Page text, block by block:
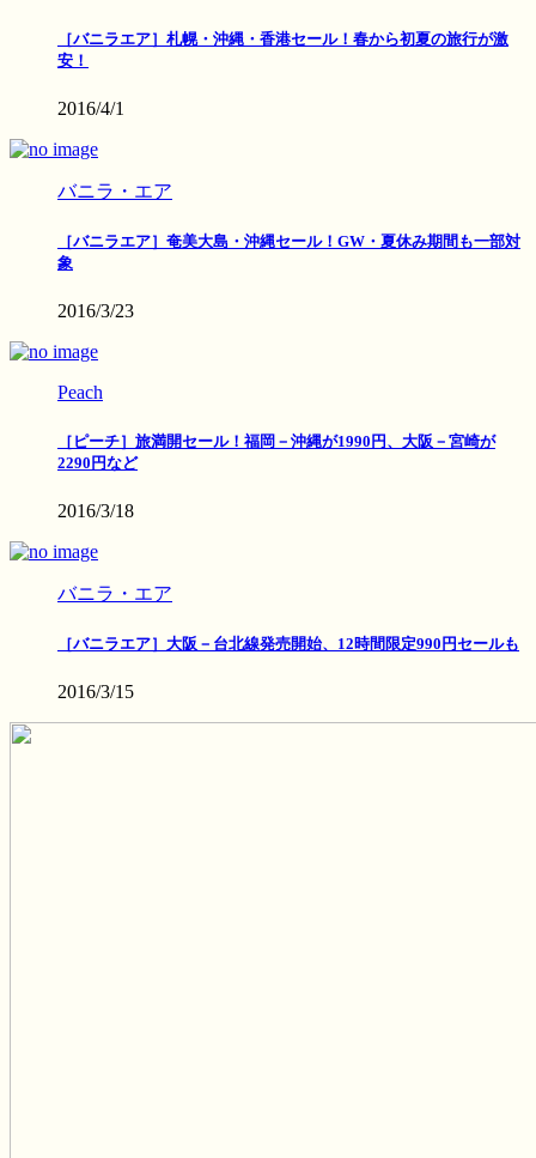
［バニラエア］札幌・沖縄・香港セール！春から初夏の旅行が激
安！
2016/4/1
バニラ・エア
［バニラエア］奄美大島・沖縄セール！GW・夏休み期間も一部対
象
2016/3/23
Peach
［ピーチ］旅満開セール！福岡－沖縄が1990円、大阪－宮崎が
2290円など
2016/3/18
バニラ・エア
［バニラエア］大阪－台北線発売開始、12時間限定990円セールも
2016/3/15